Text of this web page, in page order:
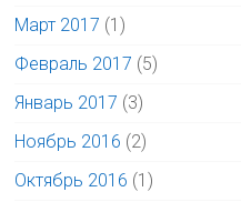
Март 2017 (1)
Февраль 2017 (5)
Январь 2017 (3)
Ноябрь 2016 (2)
Октябрь 2016 (1)